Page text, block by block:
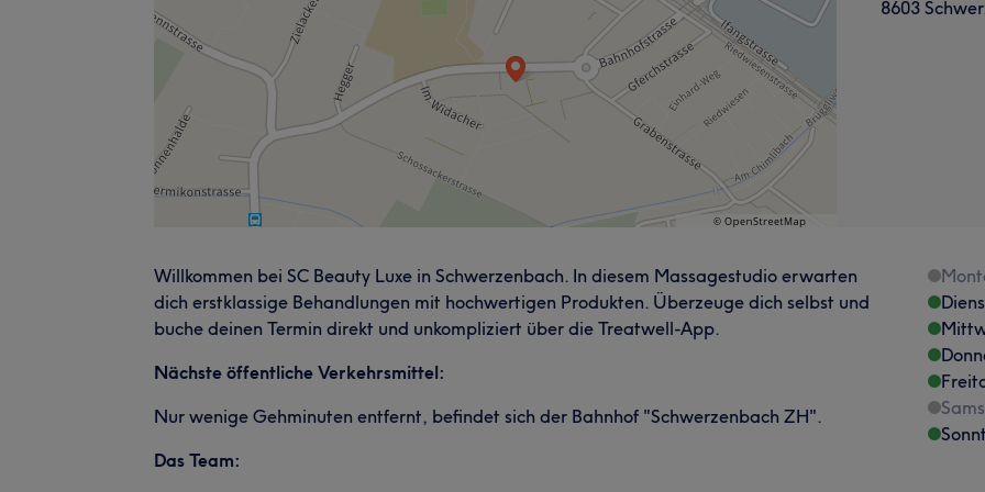
8603
Willkommen bei SC Beauty Luxe in Schwerzenbach. In diesem Massagestudio erwarten
dich erstklassige Behandlungen mit hochwertigen Produkten. Überzeuge dich selbst und
buche deinen Termin direkt und unkompliziert über die Treatwell-App.
Nächste öffentliche Verkehrsmittel:
Nur wenige Gehminuten entfernt, befindet sich der Bahnhof "Schwerzenbach ZH".
Das Team: